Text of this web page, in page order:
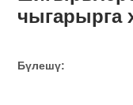
чыгарырга
Бүлешү: